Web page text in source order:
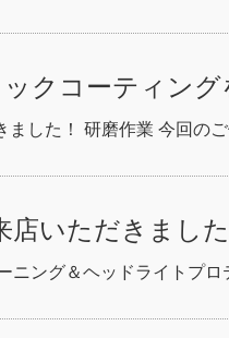
クコーティング
ました！ 研磨作業 今回の
いただきました
ニング＆ヘッドライトプ